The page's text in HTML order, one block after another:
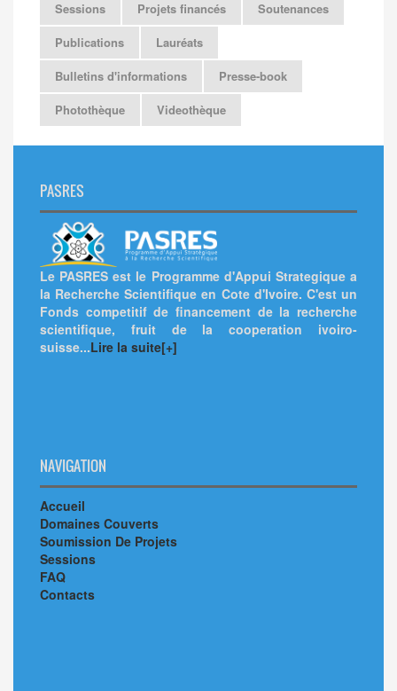
Sessions
Projets financés
Soutenances
Publications
Lauréats
Bulletins d'informations
Presse-book
Photothèque
Videothèque
PASRES
Le PASRES est le Programme d'Appui Strategique a
la Recherche Scientifique en Cote d'Ivoire. C'est un
Fonds competitif de financement de la recherche
scientifique, fruit de la cooperation ivoiro-
suisse...Lire la suite[+]
NAVIGATION
Accueil
Domaines Couverts
Soumission De Projets
Sessions
FAQ
Contacts